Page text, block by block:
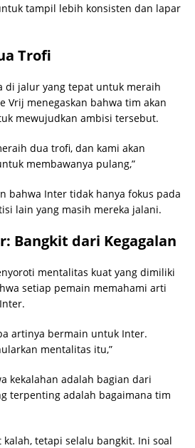
tampil lebih konsisten dan lapar
Trofi
di jalur yang tepat untuk meraih
Vrij menegaskan bahwa tim akan
mewujudkan ambisi tersebut.
dua trofi, dan kami akan
membawanya pulang,”
bahwa Inter tidak hanya fokus pada
lain yang masih mereka jalani.
Bangkit dari Kegagalan
mentalitas kuat yang dimiliki
setiap pemain memahami arti
artinya bermain untuk Inter.
mentalitas itu,”
kekalahan adalah bagian dari
terpenting adalah bagaimana tim
kalah, tetapi selalu bangkit. Ini soal